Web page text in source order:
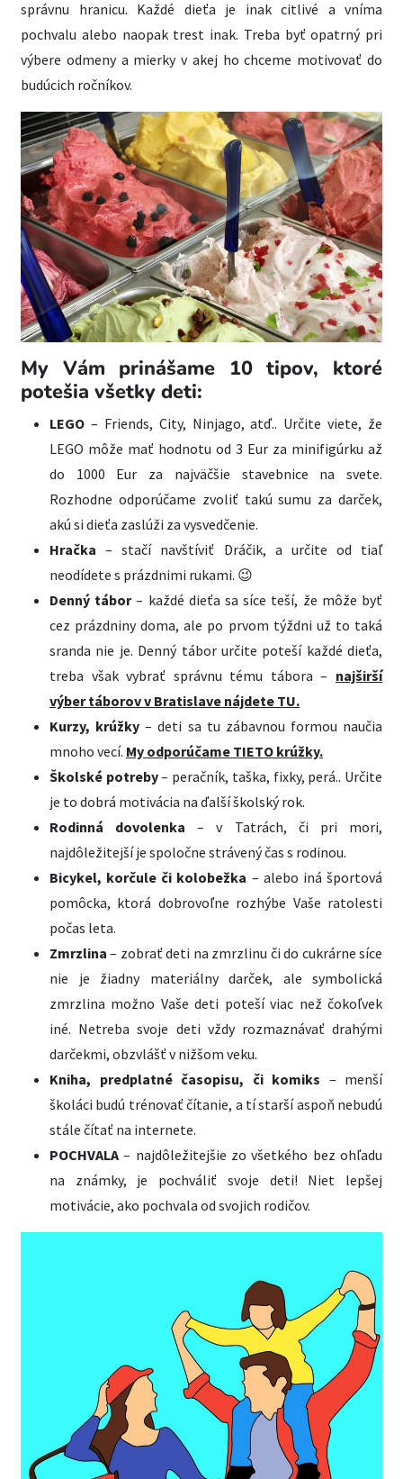
správnu hranicu. Každé dieťa je inak citlivé a vníma
pochvalu alebo naopak trest inak. Treba byť opatrný pri
výbere odmeny a mierky v akej ho chceme motivovať do
budúcich ročníkov.
My Vám prinášame 10 tipov, ktoré
potešia všetky deti:
LEGO – Friends, City, Ninjago, atď.. Určite viete, že
LEGO môže mať hodnotu od 3 Eur za minifigúrku až
do 1000 Eur za najväčšie stavebnice na svete.
Rozhodne odporúčame zvoliť takú sumu za darček,
akú si dieťa zaslúži za vysvedčenie.
Hračka – stačí navštíviť Dráčik, a určite od tiaľ
neodídete s prázdnimi rukami. 😉
Denný tábor– každé dieťa sa síce teší, že môže byť
cez prázdniny doma, ale po prvom týždni už to taká
sranda nie je. Denný tábor určite poteší každé dieťa,
treba však vybrať správnu tému tábora – najširší
výber táborov v Bratislave nájdete TU.
Kurzy, krúžky – deti sa tu zábavnou formou naučia
mnoho vecí. My odporúčame TIETO krúžky.
Školské potreby– peračník, taška, fixky, perá.. Určite
je to dobrá motivácia na ďalší školský rok.
Rodinná dovolenka – v Tatrách, či pri mori,
najdôležitejší je spoločne strávený čas s rodinou.
Bicykel, korčule či kolobežka – alebo iná športová
pomôcka, ktorá dobrovoľne rozhýbe Vaše ratolesti
počas leta.
Zmrzlina – zobrať deti na zmrzlinu či do cukrárne síce
nie je žiadny materiálny darček, ale symbolická
zmrzlina možno Vaše deti poteší viac než čokoľvek
iné. Netreba svoje deti vždy rozmaznávať drahými
darčekmi, obzvlášť v nižšom veku.
Kniha, predplatné časopisu, či komiks – menší
školáci budú trénovať čítanie, a tí starší aspoň nebudú
stále čítať na internete.
POCHVALA – najdôležitejšie zo všetkého bez ohľadu
na známky, je pochváliť svoje deti! Niet lepšej
motivácie, ako pochvala od svojich rodičov.